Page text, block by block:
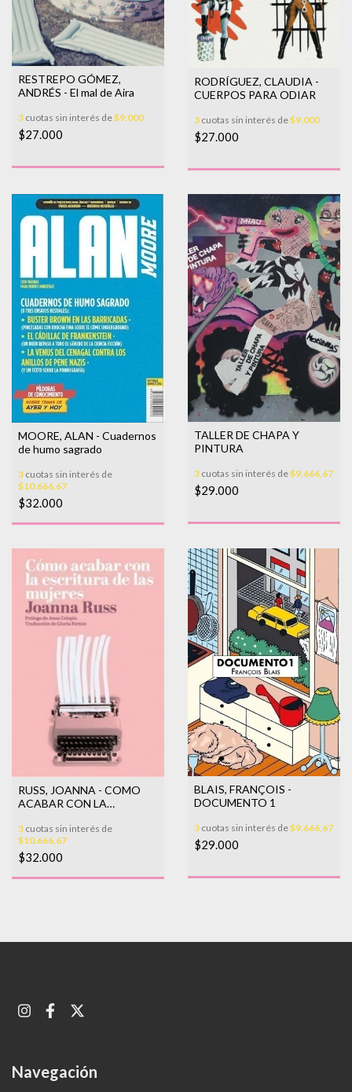
RESTREPO GÓMEZ,
ANDRÉS - El mal de Aira
3 cuotas sin interés de$9.000
$27.000
RODRÍGUEZ, CLAUDIA -
CUERPOS PARA ODIAR
3 cuotas sin interés de$9.000
$27.000
MOORE, ALAN - Cuadernos
de humo sagrado
3 cuotas sin interés de
$10.666,67
$32.000
TALLER DE CHAPA Y
PINTURA
3 cuotas sin interés de$9.666,67
$29.000
RUSS, JOANNA - COMO
ACABAR CON LA
MUJERES
3 cuotas sin interés de
$10.666,67
$32.000
BLAIS, FRANÇOIS -
DOCUMENTO 1
3 cuotas sin interés de$9.666,67
$29.000
Navegación